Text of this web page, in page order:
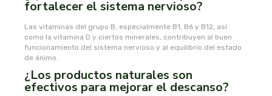
fortalecer el sistema nervioso?
Las vitaminas del grupo B, especialmente B1, B6 y B12, así
como la vitamina D y ciertos minerales, contribuyen al buen
funcionamiento del sistema nervioso y al equilibrio del estado
de ánimo.
¿Los productos naturales son
efectivos para mejorar el descanso?
pharmadiet
phyto-actif